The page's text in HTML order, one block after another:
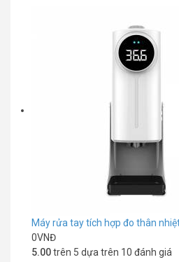
Máy rửa tay tích hợp đo thân
0VNĐ
5.00trên 5 dựa trên 10 đánh giá